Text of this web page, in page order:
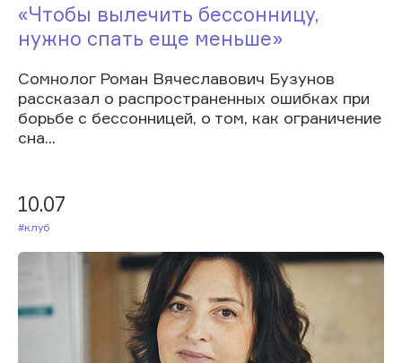
«Чтобы вылечить бессонницу,
нужно спать еще меньше»
Сомнолог Роман Вячеславович Бузунов
рассказал о распространенных ошибках при
борьбе с бессонницей, о том, как ограничение
сна...
10.07
#Клуб